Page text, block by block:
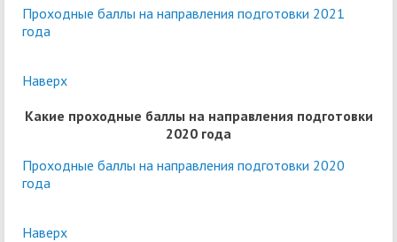
Проходные баллы на направления подготовки 2021
года
Наверх
Какие проходные баллы на направления подготовки
2020 года
Проходные баллы на направления подготовки 2020
года
Наверх